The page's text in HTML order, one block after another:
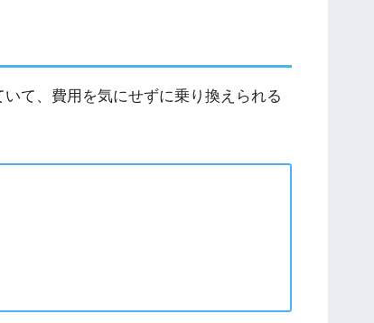
て、費用を気にせずに乗り換えられる